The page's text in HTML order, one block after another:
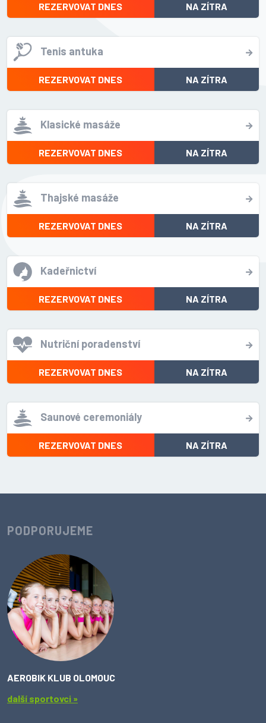
REZERVOVAT DNES NA ZÍTRA
Tenis antuka
REZERVOVAT DNES NA ZÍTRA
Klasické masáže
REZERVOVAT DNES NA ZÍTRA
Thajské masáže
REZERVOVAT DNES NA ZÍTRA
Kadeřnictví
REZERVOVAT DNES NA ZÍTRA
Nutriční poradenství
REZERVOVAT DNES NA ZÍTRA
Saunové ceremoniály
REZERVOVAT DNES NA ZÍTRA
PODPORUJEME
AEROBIK KLUB OLOMOUC
další sportovci »